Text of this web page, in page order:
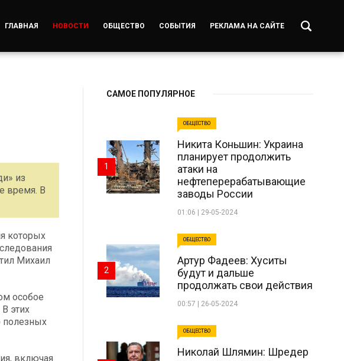
ГЛАВНАЯ НОВОСТИ ОБЩЕСТВО СОБЫТИЯ РЕКЛАМА НА САЙТЕ
из
время. В
которых
Михаил
особое
этих
полезных
включая
САМОЕ ПОПУЛЯРНОЕ
ОБЩЕСТВО
Никита Коньшин: Украина
планирует продолжить
атаки на
нефтеперерабатывающие
заводы России
01:06 | 29-05-2024
1
ОБЩЕСТВО
Артур Фадеев: Хуситы
будут и дальше
продолжать свои действия
00:57 | 26-05-2024
2
ОБЩЕСТВО
Николай Шлямин: Шредер